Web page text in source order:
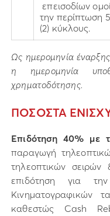
επεισοδίων
την περίπτωση
(2) κύκλους.
Ως ημερομηνία έναρξης
η ημερομηνία
χρηματοδότησης.
ΠΟΣΟΣΤΑ
Επιδότηση 40% με
παραγωγή
τηλεοπτικών
επιδότηση για
Κινηματογραφικών
καθεστώς Cash